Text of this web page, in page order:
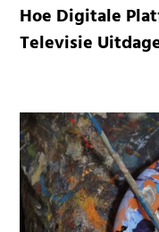
Hoe Digitale
Televisie